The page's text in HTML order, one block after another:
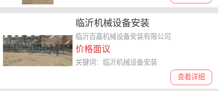
临沂机械设备安装
临沂百嘉机械设备安装有限公司
价格面议
查看详细
关键词：临沂机械设备安装